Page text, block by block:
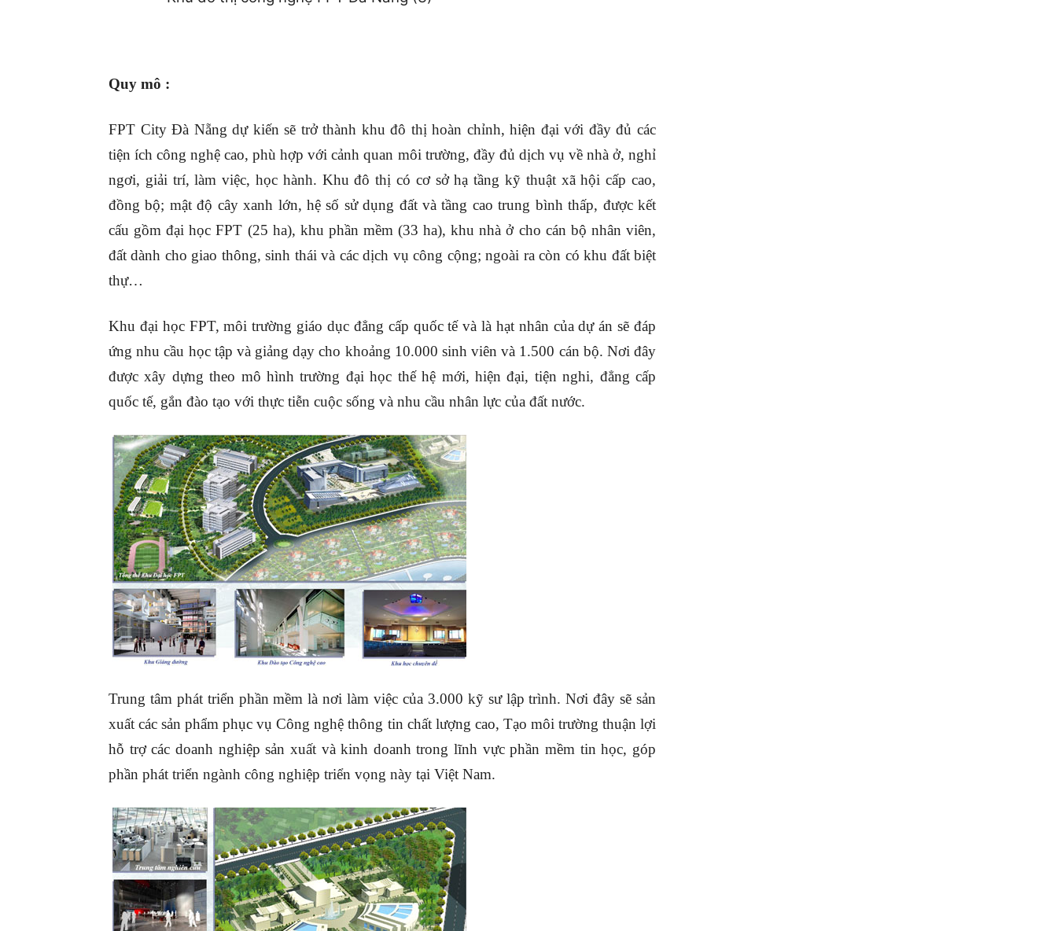
Quy mô :
FPT City Đà Nẵng dự kiến sẽ trở thành khu đô thị hoàn chỉnh, hiện đại với đầy đủ các
tiện ích công nghệ cao, phù hợp với cảnh quan môi trường, đầy đủ dịch vụ về nhà ở, nghỉ
ngơi, giải trí, làm việc, học hành. Khu đô thị có cơ sở hạ tầng kỹ thuật xã hội cấp cao,
đồng bộ; mật độ cây xanh lớn, hệ số sử dụng đất và tầng cao trung bình thấp, được kết
cấu gồm đại học FPT (25 ha), khu phần mềm (33 ha), khu nhà ở cho cán bộ nhân viên,
đất dành cho giao thông, sinh thái và các dịch vụ công cộng; ngoài ra còn có khu đất biệt
thự…
Khu đại học FPT, môi trường giáo dục đẳng cấp quốc tế và là hạt nhân của dự án sẽ đáp
ứng nhu cầu học tập và giảng dạy cho khoảng 10.000 sinh viên và 1.500 cán bộ. Nơi đây
được xây dựng theo mô hình trường đại học thế hệ mới, hiện đại, tiện nghi, đẳng cấp
quốc tế, gắn đào tạo với thực tiễn cuộc sống và nhu cầu nhân lực của đất nước.
Trung tâm phát triển phần mềm là nơi làm việc của 3.000 kỹ sư lập trình. Nơi đây sẽ sản
xuất các sản phẩm phục vụ Công nghệ thông tin chất lượng cao, Tạo môi trường thuận lợi
hỗ trợ các doanh nghiệp sản xuất và kinh doanh trong lĩnh vực phần mềm tin học, góp
phần phát triển ngành công nghiệp triển vọng này tại Việt Nam.